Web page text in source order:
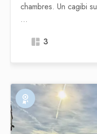
chambres. Un cagibi
...
3
Exclusivité